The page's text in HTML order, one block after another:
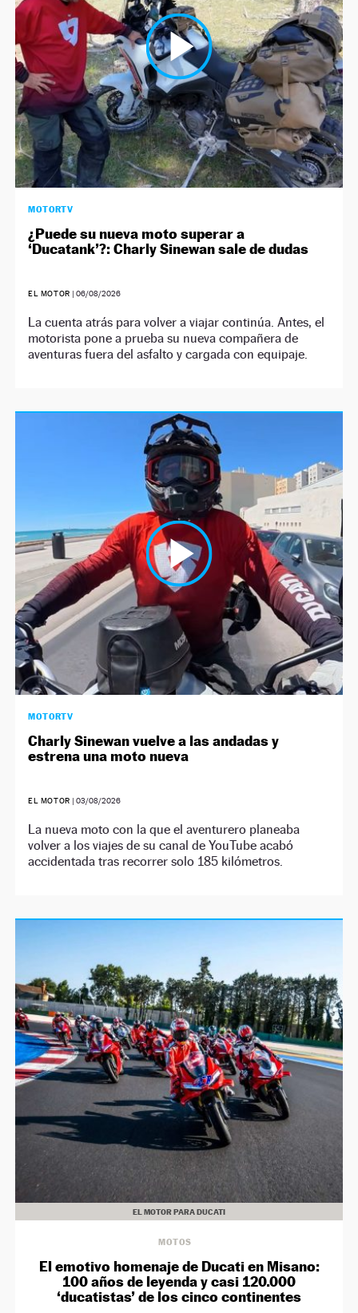
NEWSLETTER
SÍGUENOS
MOTORTV
¿Puede su nueva moto superar a
‘Ducatank’?: Charly Sinewan sale de dudas
EL MOTOR |06/08/2026
La cuenta atrás para volver a viajar continúa. Antes, el
motorista pone a prueba su nueva compañera de
aventuras fuera del asfalto y cargada con equipaje.
MOTORTV
Charly Sinewan vuelve a las andadas y
estrena una moto nueva
EL MOTOR |03/08/2026
La nueva moto con la que el aventurero planeaba
volver a los viajes de su canal de YouTube acabó
accidentada tras recorrer solo 185 kilómetros.
EL MOTOR PARA DUCATI
MOTOS
El emotivo homenaje de Ducati en Misano:
100 años de leyenda y casi 120.000
‘ducatistas’ de los cinco continentes